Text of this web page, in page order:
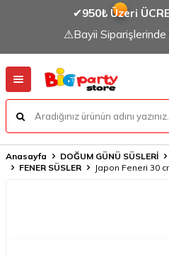
✔950₺ Üzeri
⚠Bayii
Anasayfa DOĞUM GÜNÜ SÜSLERİ
FENER SÜSLER
Japon Feneri 30